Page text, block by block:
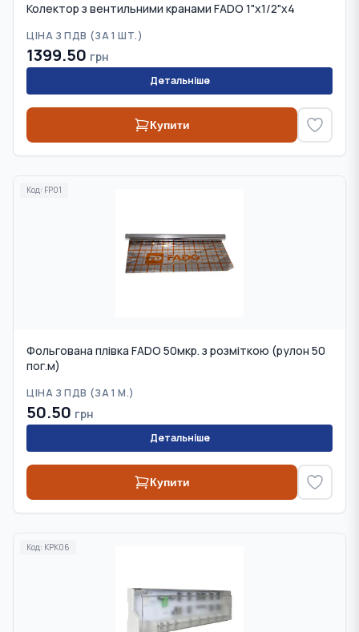
Колектор з вентильними кранами FADO 1"x1/2"x4
ЦІНА З ПДВ (ЗА 1 ШТ.)
1399.50 грн
Детальніше
Купити
Код: FP01
Фольгована плівка FADO 50мкр. з розміткою (рулон 50
пог.м)
ЦІНА З ПДВ (ЗА 1 М.)
50.50 грн
Детальніше
Купити
Код: KPK06